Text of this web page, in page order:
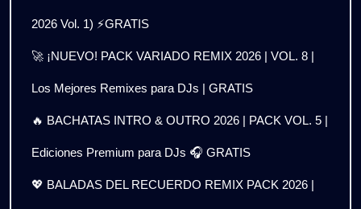
2026 Vol. 1) ⚡GRATIS
🚀 ¡NUEVO! PACK VARIADO REMIX 2026 | VOL. 8 |
Los Mejores Remixes para DJs | GRATIS
🔥 BACHATAS INTRO & OUTRO 2026 | PACK VOL. 5 |
Ediciones Premium para DJs 🎧 GRATIS
💖 BALADAS DEL RECUERDO REMIX PACK 2026 |